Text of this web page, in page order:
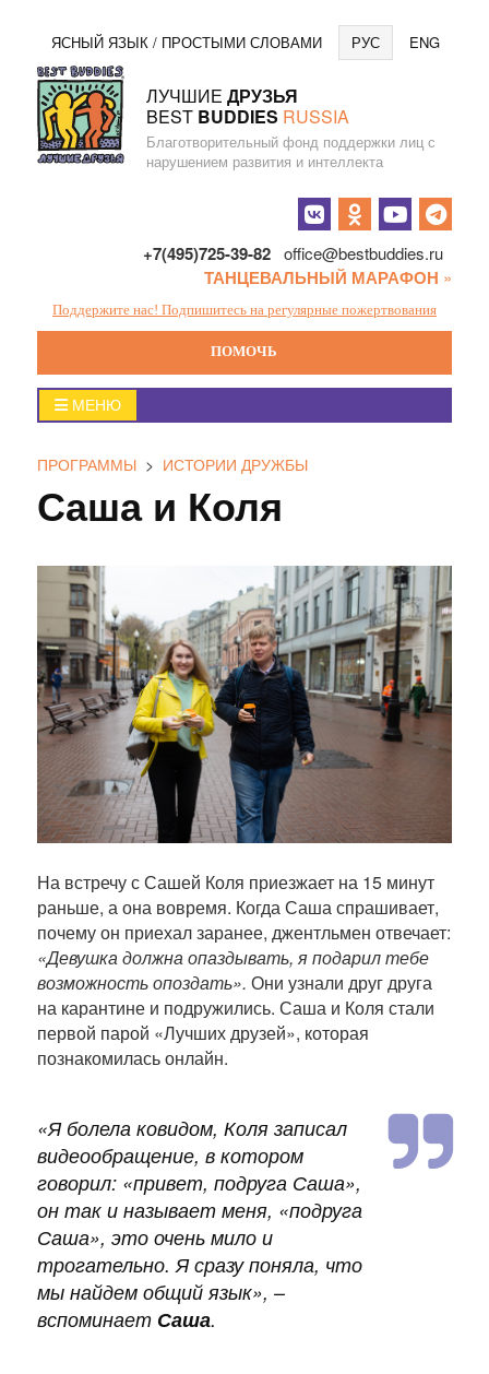
Перейти
к
содержанию
ЯСНЫЙ ЯЗЫК / ПРОСТЫМИ СЛОВАМИ РУС ENG
ЛУЧШИЕ ДРУЗЬЯ
BEST BUDDIES RUSSIA
Благотворительный фонд поддержки лиц с
нарушением развития и интеллекта
+7(495)725-39-82 office@bestbuddies.ru
ТАНЦЕВАЛЬНЫЙ МАРАФОН »
Поддержите нас! Подпишитесь на регулярные пожертвования
ПОМОЧЬ
Главное
меню
МЕНЮ
ПРОГРАММЫ > ИСТОРИИ ДРУЖБЫ
Саша и Коля
о
ы
й
т
е
к
т
п
у
л
и
к
а
ц
и
и
На встречу с Сашей Коля приезжает на 15 минут
раньше, а она вовремя. Когда Саша спрашивает,
почему он приехал заранее, джентльмен отвечает:
«Девушка должна опаздывать, я подарил тебе
возможность опоздать». Они узнали друг друга
на карантине и подружились. Саша и Коля стали
первой парой «Лучших друзей», которая
познакомилась онлайн.
«Я болела ковидом, Коля записал
видеообращение, в котором
говорил: «привет, подруга Саша»,
он так и называет меня, «подруга
Саша», это очень мило и
трогательно. Я сразу поняла, что
мы найдем общий язык», –
вспоминает Саша.